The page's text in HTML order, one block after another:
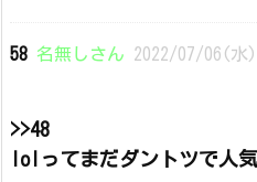
58 名無しさん 2022/07/06(水
>>48
lolってまだダントツで人